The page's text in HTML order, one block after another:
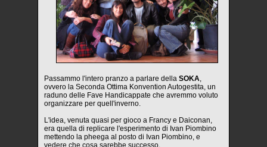
Passammo l'intero pranzo a parlare della SOKA,
ovvero la Seconda Ottima Konvention Autogestita, un
raduno delle Fave Handicappate che avremmo voluto
organizzare per quell'inverno.
L'idea, venuta quasi per gioco a Francy e Daiconan,
era quella di replicare l'esperimento di Ivan Piombino
mettendo la pheega al posto di Ivan Piombino, e